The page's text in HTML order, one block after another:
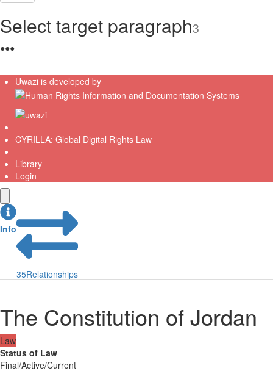
Select target paragraph3
●●●
Uwazi is developed by
CYRILLA: Global Digital Rights Law
Library
Login
Info
35Relationships
The Constitution of Jordan
Law
Status of Law
Final/Active/Current